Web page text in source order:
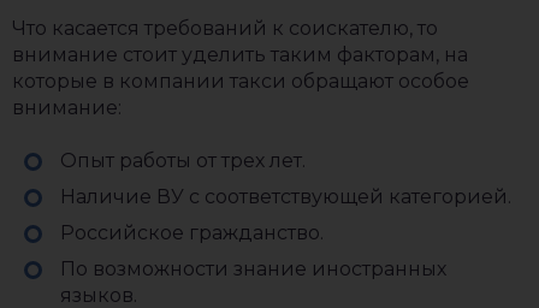
Что касается требований к соискателю, то
внимание стоит уделить таким факторам, на
которые в компании такси обращают особое
внимание:
Опыт работы от трех лет.
Наличие ВУ с соответствующей категорией.
Российское гражданство.
По возможности знание иностранных
языков.